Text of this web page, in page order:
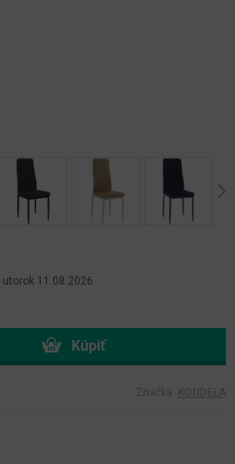
utorok 11.08.2026
Značka: KONDELA